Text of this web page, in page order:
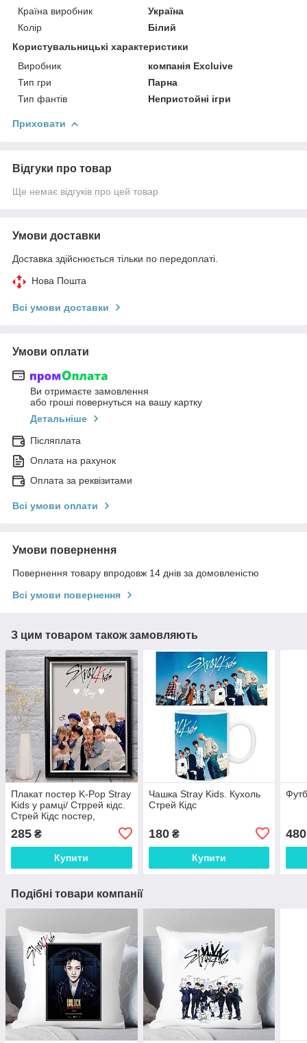
Країна виробник
Україна
Колір
Білий
Користувальницькі характеристики
Виробник
компанія Excluivе
Тип гри
Парна
Тип фантів
Непристойні ігри
Приховати
Відгуки про товар
Ще немає відгуків про цей товар
Умови доставки
Доставка здійснюється тільки по передоплаті.
Нова Пошта
Всі умови доставки
Умови оплати
Ви отримаєте замовлення
або гроші повернуться на вашу картку
Детальніше
Післяплата
Оплата на рахунок
Оплата за реквізитами
Всі умови оплати
Умови повернення
Повернення товару впродовж 14 днів за домовленістю
Всі умови повернення
З цим товаром також замовляють
Плакат постер K-Pop Stray
Kids у рамці/ Стррей кідс.
Стрей Кідс постер,
285 ₴
Купити
Чашка Stray Kids. Кухоль
Стрей Кідс
180₴
Купити
480
Подібні товари компанії